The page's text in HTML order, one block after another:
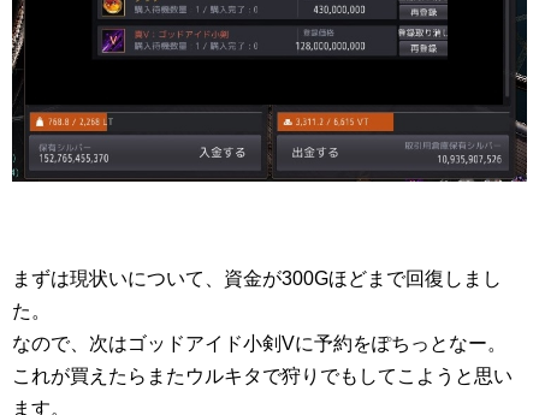
まずは現状いについて、資金が300Gほどまで回復しまし
た。
なので、次はゴッドアイド小剣Vに予約をぽちっとなー。
これが買えたらまたウルキタで狩りでもしてこようと思い
ます。